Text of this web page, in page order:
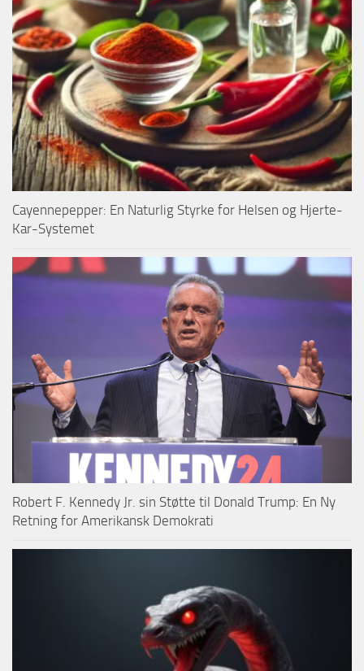
Cayennepepper: En Naturlig Styrke for Helsen og Hjerte-
Kar-Systemet
Robert F. Kennedy Jr. sin Støtte til Donald Trump: En Ny
Retning for Amerikansk Demokrati